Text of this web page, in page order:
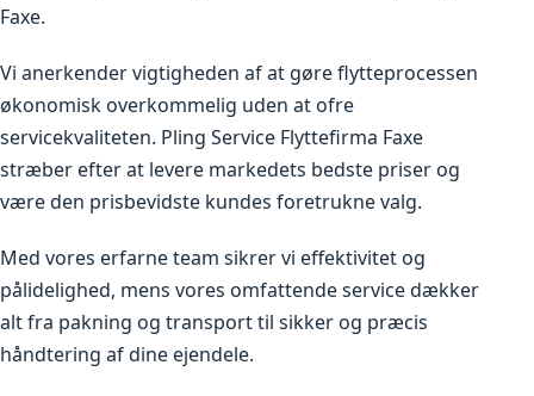
Faxe.
Vi anerkender vigtigheden af at gøre flytteprocessen
økonomisk overkommelig uden at ofre
servicekvaliteten. Pling Service Flyttefirma Faxe
stræber efter at levere markedets bedste priser og
være den prisbevidste kundes foretrukne valg.
Med vores erfarne team sikrer vi effektivitet og
pålidelighed, mens vores omfattende service dækker
alt fra pakning og transport til sikker og præcis
håndtering af dine ejendele.